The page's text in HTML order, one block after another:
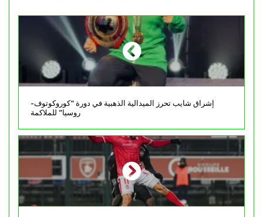
إشراق شايب تحرز الميدالية الذهبية في دورة “كوروكوتوف-
روسيا” للملاكمة